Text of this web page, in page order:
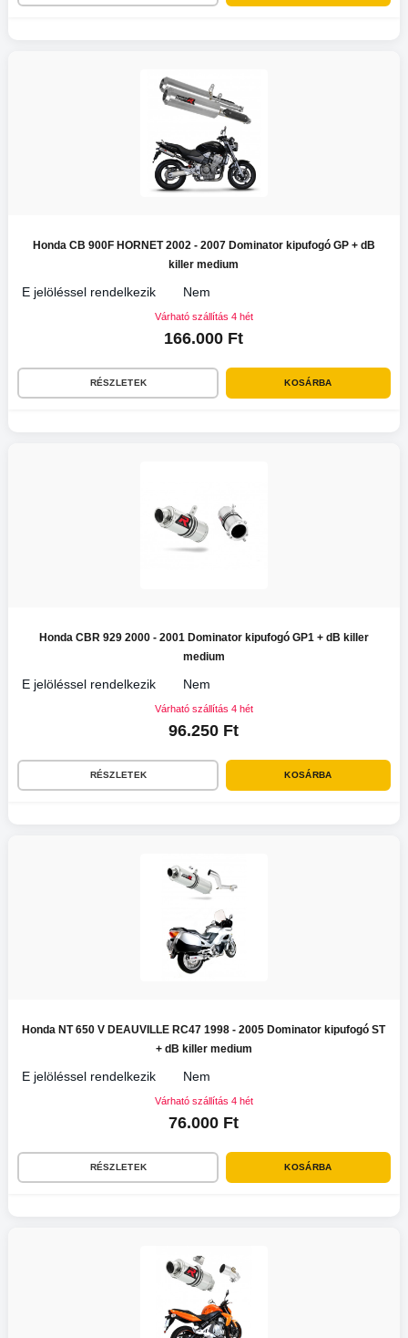
Honda CB 900F HORNET 2002 - 2007 Dominator kipufogó GP + dB
killer medium
E jelöléssel rendelkezik Nem
Várható szállítás 4 hét
166.000 Ft
RÉSZLETEK KOSÁRBA
Honda CBR 929 2000 - 2001 Dominator kipufogó GP1 + dB killer
medium
E jelöléssel rendelkezik Nem
Várható szállítás 4 hét
96.250 Ft
RÉSZLETEK KOSÁRBA
Honda NT 650 V DEAUVILLE RC47 1998 - 2005 Dominator kipufogó ST
+ dB killer medium
E jelöléssel rendelkezik Nem
Várható szállítás 4 hét
76.000 Ft
RÉSZLETEK KOSÁRBA